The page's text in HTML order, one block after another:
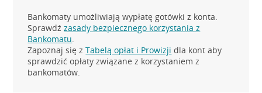
Bankomaty umożliwiają wypłatę gotówki z konta.
Sprawdźzasady bezpiecznego korzystania z
Bankomatu.
Zapoznaj się zTabelą opłat i Prowizji dla kont aby
sprawdzić opłaty związane z korzystaniem z
bankomatów.